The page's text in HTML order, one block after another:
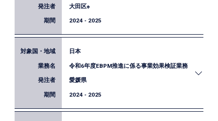
言を実施しました。
大田区※
2024 - 2025
大田区教育委員会が有する児童・生徒の学力テスト
や学級満足度調査、教員の意識及び指導能力調査等
から得られたデータの分析を行いました。
日本
令和6年度EBPM推進に係る事業効果検証業務
愛媛県
2024 - 2025